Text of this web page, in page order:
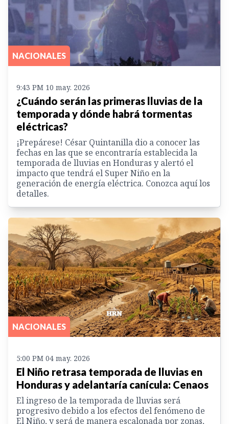
NACIONALES
9:43 PM 10 may. 2026
¿Cuándo serán las primeras lluvias de la
temporada y dónde habrá tormentas
eléctricas?
¡Prepárese! César Quintanilla dio a conocer las
fechas en las que se encontraría establecida la
temporada de lluvias en Honduras y alertó el
impacto que tendrá el Super Niño en la
generación de energía eléctrica. Conozca aquí los
detalles.
NACIONALES
5:00 PM 04 may. 2026
El Niño retrasa temporada de lluvias en
Honduras y adelantaría canícula: Cenaos
El ingreso de la temporada de lluvias será
progresivo debido a los efectos del fenómeno de
El Niño, y será de manera escalonada por zonas,